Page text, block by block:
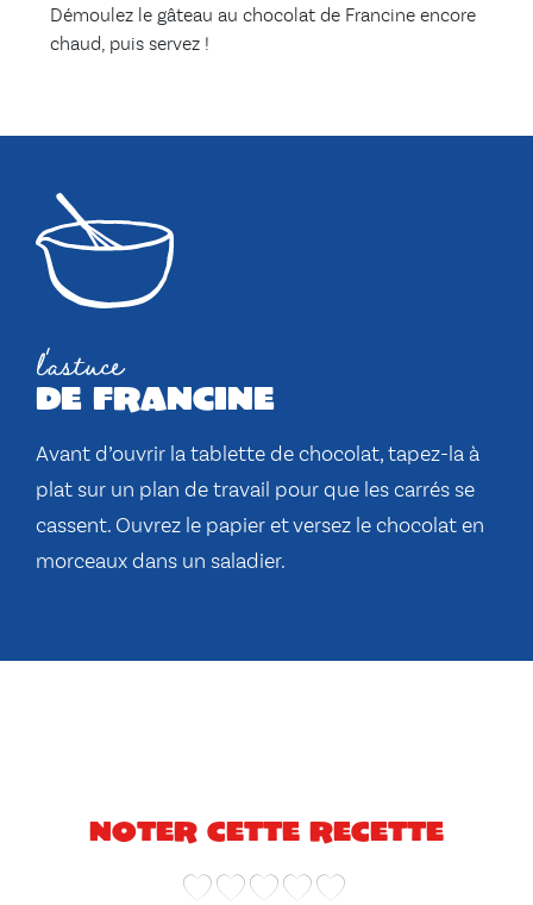
Démoulez le gâteau au chocolat de Francine encore
chaud, puis servez !
l'astuce
de francine
Avant d’ouvrir la tablette de chocolat, tapez-la à
plat sur un plan de travail pour que les carrés se
cassent. Ouvrez le papier et versez le chocolat en
morceaux dans un saladier.
Noter cette recette